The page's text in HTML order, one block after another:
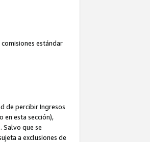
estándar
de percibir Ingresos
en esta sección),
Salvo que se
a exclusiones de